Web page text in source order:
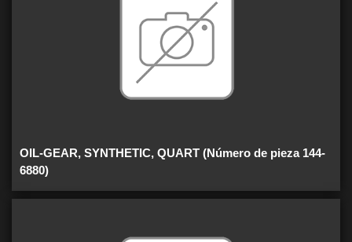
OIL-GEAR, SYNTHETIC, QUART (Número de pieza 144-
6880)